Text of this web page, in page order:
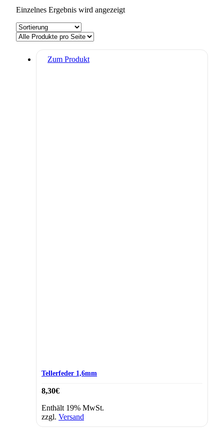
Einzelnes Ergebnis wird angezeigt
Zum Produkt
Tellerfeder 1,6mm
8,30€
Enthält 19% MwSt.
zzgl. Versand